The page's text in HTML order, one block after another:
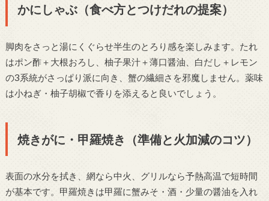
かにしゃぶ（食べ方とつけだれの提案）
脚肉をさっと湯にくぐらせ半生のとろり感を楽しみます。たれ
はポン酢＋大根おろし、柚子果汁＋薄口醤油、白だし＋レモン
の3系統がさっぱり派に向き、蟹の繊細さを邪魔しません。薬味
は小ねぎ・柚子胡椒で香りを添えると良いでしょう。
焼きがに・甲羅焼き（準備と火加減のコツ）
表面の水分を拭き、網なら中火、グリルなら予熱高温で短時間
が基本です。甲羅焼きは甲羅に蟹みそ・酒・少量の醤油を入れ